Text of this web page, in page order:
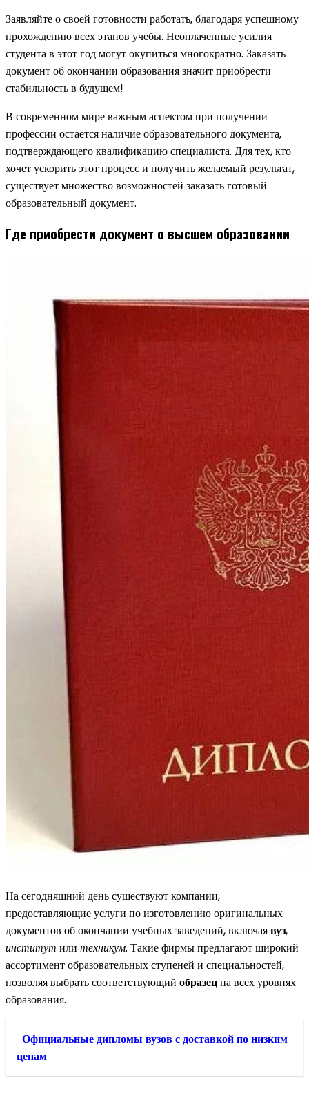
Заявляйте о своей готовности работать, благодаря успешному
прохождению всех этапов учебы. Неоплаченные усилия
студента в этот год могут окупиться многократно. Заказать
документ об окончании образования значит приобрести
стабильность в будущем!
В современном мире важным аспектом при получении
профессии остается наличие образовательного документа,
подтверждающего квалификацию специалиста. Для тех, кто
хочет ускорить этот процесс и получить желаемый результат,
существует множество возможностей заказать готовый
образовательный документ.
Где приобрести документ о высшем образовании
На сегодняшний день существуют компании,
предоставляющие услуги по изготовлению оригинальных
документов об окончании учебных заведений, включаявуз,
институт или техникум. Такие фирмы предлагают широкий
ассортимент образовательных ступеней и специальностей,
позволяя выбрать соответствующий образецна всех уровнях
образования.
Официальные дипломы вузов с доставкой по низким
ценам